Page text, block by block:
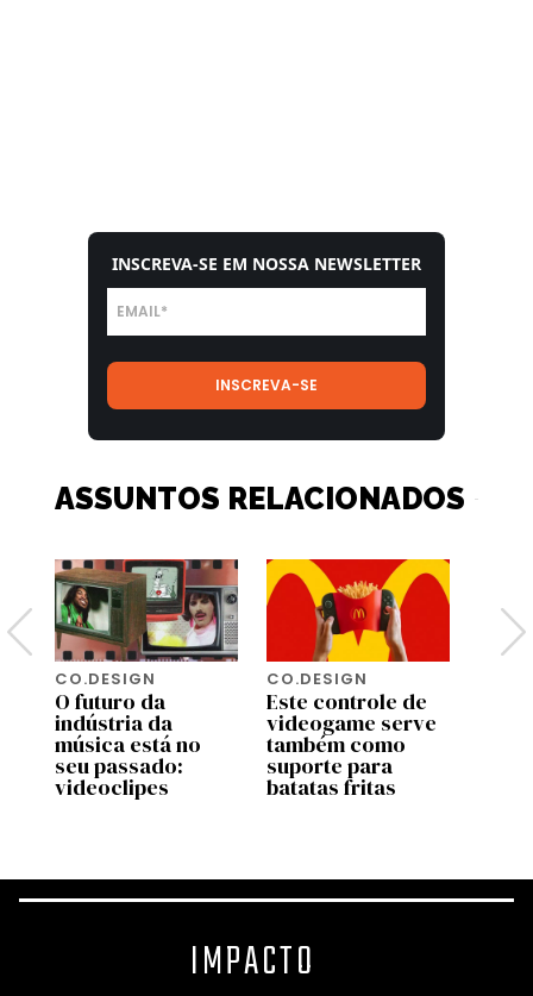
INSCREVA-SE EM NOSSA NEWSLETTER
ASSUNTOS RELACIONADOS
CO.DESIGN
O futuro da
indústria da
música está no
seu passado:
videoclipes
CO.DESIGN
Este controle de
videogame serve
também como
suporte para
batatas fritas
IMPACTO